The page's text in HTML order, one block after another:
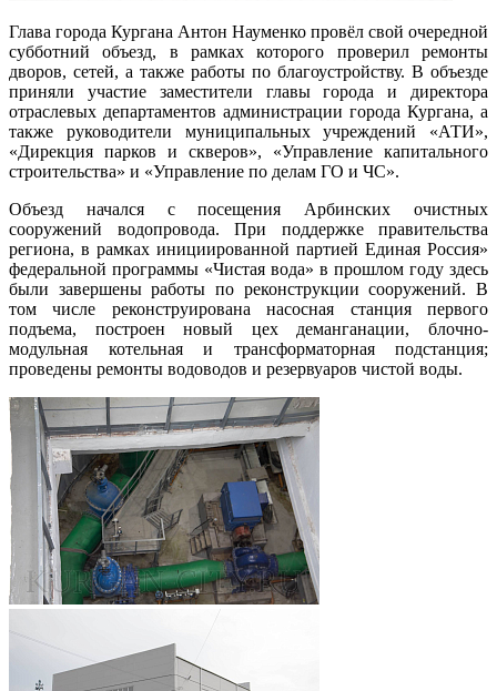
Глава города Кургана Антон Науменко провёл свой очередной
субботний объезд, в рамках которого проверил ремонты
дворов, сетей, а также работы по благоустройству. В объезде
приняли участие заместители главы города и директора
отраслевых департаментов администрации города Кургана, а
также руководители муниципальных учреждений «АТИ»,
«Дирекция парков и скверов», «Управление капитального
строительства» и «Управление по делам ГО и ЧС».
Объезд начался с посещения Арбинских очистных
сооружений водопровода. При поддержке правительства
региона, в рамках инициированной партией Единая Россия»
федеральной программы «Чистая вода» в прошлом году здесь
были завершены работы по реконструкции сооружений. В
том числе реконструирована насосная станция первого
подъема, построен новый цех деманганации, блочно-
модульная котельная и трансформаторная подстанция;
проведены ремонты водоводов и резервуаров чистой воды.